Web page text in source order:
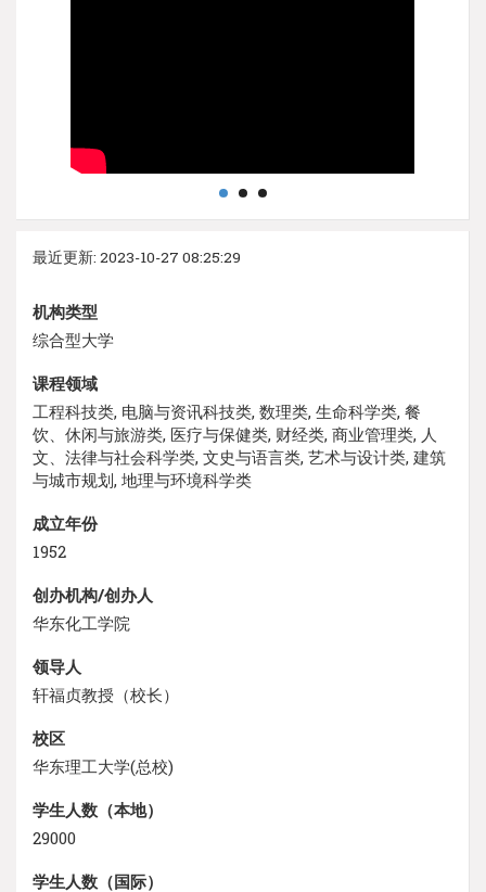
最近更新: 2023-10-27 08:25:29
机构类型
综合型大学
课程领域
工程科技类, 电脑与资讯科技类, 数理类, 生命科学类, 餐
饮、休闲与旅游类, 医疗与保健类, 财经类, 商业管理类, 人
文、法律与社会科学类, 文史与语言类, 艺术与设计类, 建筑
与城市规划, 地理与环境科学类
成立年份
1952
创办机构/创办人
华东化工学院
领导人
轩福贞教授（校长）
校区
华东理工大学(总校)
学生人数（本地）
29000
学生人数（国际）